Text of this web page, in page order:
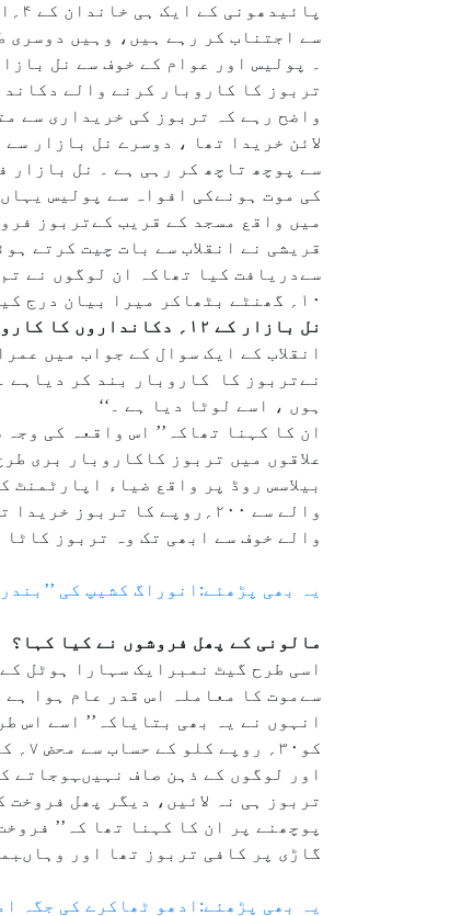
سے اجتناب کر رہے ہیں، وہیں دوسری
تربوز کا کاروبار کرنے والے
واضح رہے کہ تربوز کی خریداری سے
لائن خریدا تھا ، دوسرے نل بازار
سےدریافت کیا تھاکہ ان لوگوں نے
۱۰؍ گھنٹے بٹھاکر میرا بیان درج کیا ہے ۔‘‘
نل بازار کے ۱۲؍ دکانداروں کا کاروبار بند
ہوں ، اسے لوٹا دیا ہے ۔‘‘
ان کا کہنا تھاکہ’’ اس واقعہ کی
علاقوں میں تربوز کاکاروبار بری
بیلاسس روڈ پر واقع ضیاء
والے سے ۲۰۰؍روپے کا
والے خوف سے ابھی تک وہ تربوز
یہ بھی پڑھئے:انوراگ کشیپ کی ’’بندر‘‘ ۵؍ جون کو عالمی سطح پر ریلیز
مالونی کے پھل فروشوں نے کیا کہا؟
اسی طرح گیٹ نمبرایک سہارا ہوٹل
سےموت کا معاملہ اس قدر عام ہوا ہے
اور لوگوں کے ذہن صاف نہیںہوجاتے
تربوز ہی نہ لائیں، دیگر پھل
پوچھنے پر ان کا کہنا تھا کہ’’
گاڑی پر کافی تربوز تھا اور
یہ بھی پڑھئے:ادھو ٹھاکرے کی جگہ